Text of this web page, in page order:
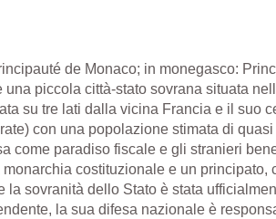
de Monaco; in monegasco:
piccola città-stato sovrana situata
su tre lati dalla vicina Francia e il suo
con una popolazione stimata di quasi
come paradiso fiscale e gli stranieri
costituzionale e un principato,
sovranità dello Stato è stata
la sua difesa nazionale è